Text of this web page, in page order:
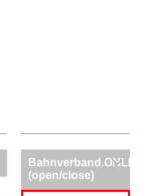
Bahnverband.ONLINE
(open/close)